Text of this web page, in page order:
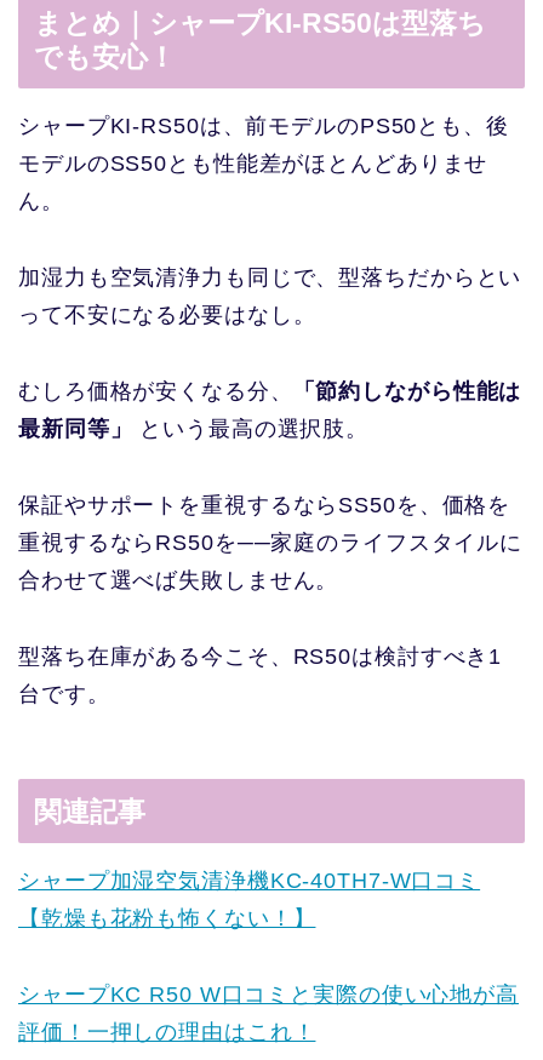
まとめ｜シャープKI-RS50は型落ち
でも安心！
シャープKI-RS50は、前モデルのPS50とも、後
モデルのSS50とも性能差がほとんどありませ
ん。
加湿力も空気清浄力も同じで、型落ちだからとい
って不安になる必要はなし。
むしろ価格が安くなる分、
「節約しながら性能は
最新同等」
という最高の選択肢。
保証やサポートを重視するならSS50を、価格を
重視するならRS50を──家庭のライフスタイルに
合わせて選べば失敗しません。
型落ち在庫がある今こそ、RS50は検討すべき1
台です。
関連記事
シャープ加湿空気清浄機KC-40TH7-W口コミ
【乾燥も花粉も怖くない！】
シャープKC R50 W口コミと実際の使い心地が高
評価！一押しの理由はこれ！